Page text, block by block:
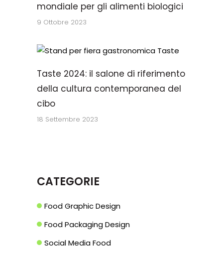
mondiale per gli alimenti biologici
9 Ottobre 2023
Taste 2024: il salone di riferimento
della cultura contemporanea del
cibo
18 Settembre 2023
CATEGORIE
Food Graphic Design
Food Packaging Design
Social Media Food